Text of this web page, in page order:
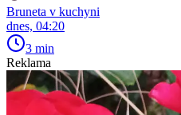
Bruneta v kuchyni
dnes, 04:20
3 min
Reklama